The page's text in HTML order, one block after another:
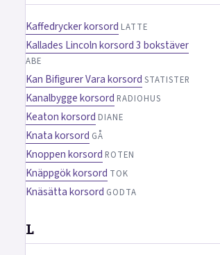
Kaffedrycker korsord LATTE
Kallades Lincoln korsord 3 bokstäver
ABE
Kan Bifigurer Vara korsord STATISTER
Kanalbygge korsord RADIOHUS
Keaton korsord DIANE
Knata korsord GÅ
Knoppen korsord ROTEN
Knäppgök korsord TOK
Knäsätta korsord GODTA
L